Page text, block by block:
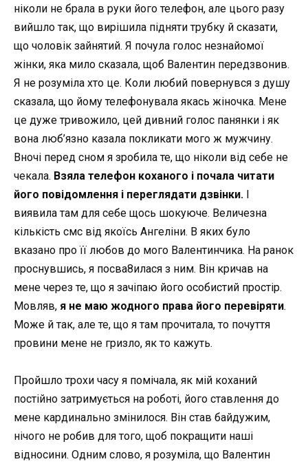
ніколи не брала в руки його телефон, але цього разу
вийшло так, що вирішила підняти трубку й сказати,
що чоловік зайнятий. Я почула голос незнайомої
жінки, яка мило сказала, щоб Валентин передзвонив.
Я не розуміла хто це. Коли любий повернувся з душу
сказала, що йому телефонувала якась жіночка. Мене
це дуже тривожило, цей дивний голос панянки і як
вона люб’язно казала покликати мого ж мужчину.
Вночі перед сном я зробила те, що ніколи від себе не
чекала. Взяла телефон коханого і почала читати
його повідомлення і переглядати дзвінки.
виявила там для себе щось шокуюче. Величезна
кількість смс від якоїсь Ангеліни. В яких було
вказано про її любов до мого Валентинчика. На ранок
проснувшись, я посва8илася з ним. Він кричав на
мене через те, що я зачіпаю його особистий простір.
Мовляв, я не маю жодного права його перевіряти.
Може й так, але те, що я там прочитала, то почуття
провини мене не гризло, як то кажуть.
Пройшло трохи часу я помічала, як мій коханий
постійно затримується на роботі, його ставлення до
мене кардинально змінилося. Він став байдужим,
нічого не робив для того, щоб покращити наші
відносини. Одним слово, я розуміла, що Валентин